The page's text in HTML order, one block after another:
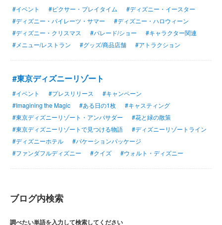
#イベント #ピクサー・プレイタイム
#ディズニー・イースター
#ディズニー・パイレーツ・サマー
#ディズニー・ハロウィーン
#ディズニー・クリスマス
#パレード/ショー
#キャラクター関連
#メニュー/レストラン
#グッズ/商品店舗 #アトラクション
#東京ディズニーリゾート
#イベント #プレスリリース
#キャンペーン
#Imagining the Magic
#ある日の1枚
#キャスティング
#東京ディズニーリゾート・アンバサダー
#花と緑の散策
#東京ディズニーリゾートで見つける物語
#ディズニーリゾートライン
#ディズニーホテル
#バケーションパッケージ
#ファンダフルディズニー
#クイズ #ウォルト・ディズニー
ブログ内検索
調べたい単語を入力して検索してください